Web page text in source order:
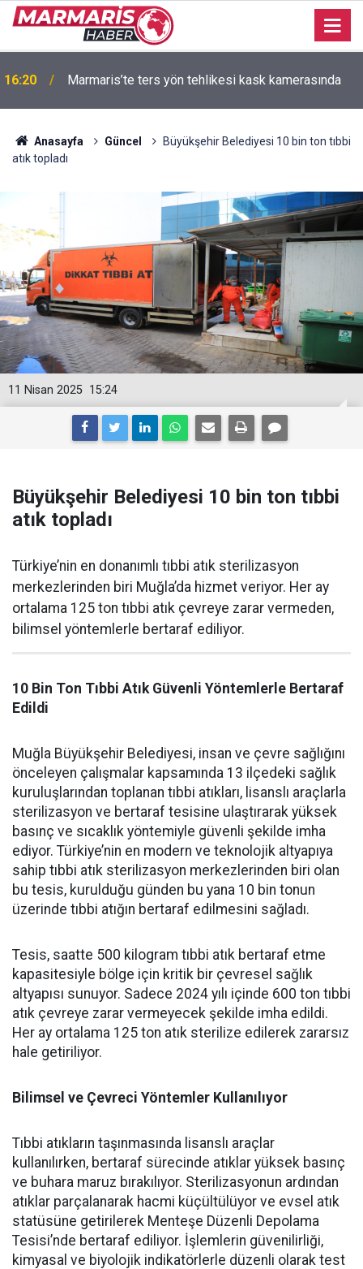
09:20 9 Ağustos - 15 Ağustos burç yorumları
Anasayfa Güncel
Büyükşehir Belediyesi 10 bin ton tıbbi
atık topladı
15:24
11 Nisan 2025
Büyükşehir Belediyesi 10 bin ton tıbbi
atık topladı
Türkiye’nin en donanımlı tıbbi atık sterilizasyon
merkezlerinden biri Muğla’da hizmet veriyor. Her ay
ortalama 125 ton tıbbi atık çevreye zarar vermeden,
bilimsel yöntemlerle bertaraf ediliyor.
10 Bin Ton Tıbbi Atık Güvenli Yöntemlerle Bertaraf
Edildi
Muğla Büyükşehir Belediyesi, insan ve çevre sağlığını
önceleyen çalışmalar kapsamında 13 ilçedeki sağlık
kuruluşlarından toplanan tıbbi atıkları, lisanslı araçlarla
sterilizasyon ve bertaraf tesisine ulaştırarak yüksek
basınç ve sıcaklık yöntemiyle güvenli şekilde imha
ediyor. Türkiye’nin en modern ve teknolojik altyapıya
sahip tıbbi atık sterilizasyon merkezlerinden biri olan
bu tesis, kurulduğu günden bu yana 10 bin tonun
üzerinde tıbbi atığın bertaraf edilmesini sağladı.
Tesis, saatte 500 kilogram tıbbi atık bertaraf etme
kapasitesiyle bölge için kritik bir çevresel sağlık
altyapısı sunuyor. Sadece 2024 yılı içinde 600 ton tıbbi
atık çevreye zarar vermeyecek şekilde imha edildi.
Her ay ortalama 125 ton atık sterilize edilerek zararsız
hale getiriliyor.
Bilimsel ve Çevreci Yöntemler Kullanılıyor
Tıbbi atıkların taşınmasında lisanslı araçlar
kullanılırken, bertaraf sürecinde atıklar yüksek basınç
ve buhara maruz bırakılıyor. Sterilizasyonun ardından
atıklar parçalanarak hacmi küçültülüyor ve evsel atık
statüsüne getirilerek Menteşe Düzenli Depolama
Tesisi’nde bertaraf ediliyor. İşlemlerin güvenilirliği,
kimyasal ve biyolojik indikatörlerle düzenli olarak test